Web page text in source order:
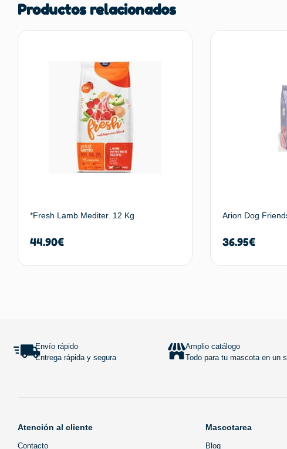
Productos relacionados
*Fresh Lamb Mediter. 12 Kg
44.90€
Arion Dog
36.95€
Envío rápido
Entrega rápida y segura
Amplio catálogo
Todo para tu mascota en un
Atención al cliente
Contacto
Mascotarea
Blog